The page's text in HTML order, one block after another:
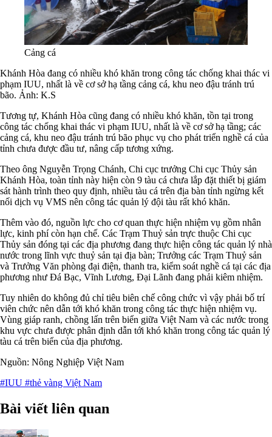
Cảng cá
Khánh Hòa đang có nhiều khó khăn trong công tác chống khai thác vi
phạm IUU, nhất là về cơ sở hạ tầng cảng cá, khu neo đậu tránh trú
bão. Ảnh: K.S
Tương tự, Khánh Hòa cũng đang có nhiều khó khăn, tồn tại trong
công tác chống khai thác vi phạm IUU, nhất là về cơ sở hạ tầng; các
cảng cá, khu neo đậu tránh trú bão phục vụ cho phát triển nghề cá của
tỉnh chưa được đầu tư, nâng cấp tương xứng.
Theo ông Nguyễn Trọng Chánh, Chi cục trưởng Chi cục Thủy sản
Khánh Hòa, toàn tỉnh này hiện còn 9 tàu cá chưa lắp đặt thiết bị giám
sát hành trình theo quy định, nhiều tàu cá trên địa bàn tỉnh ngừng kết
nối dịch vụ VMS nên công tác quản lý đội tàu rất khó khăn.
Thêm vào đó, nguồn lực cho cơ quan thực hiện nhiệm vụ gồm nhân
lực, kinh phí còn hạn chế. Các Trạm Thuỷ sản trực thuộc Chi cục
Thủy sản đóng tại các địa phương đang thực hiện công tác quản lý nhà
nước trong lĩnh vực thuỷ sản tại địa bàn; Trưởng các Trạm Thuỷ sản
và Trưởng Văn phòng đại điện, thanh tra, kiểm soát nghề cá tại các địa
phương như Đá Bạc, Vĩnh Lương, Đại Lãnh đang phải kiêm nhiệm.
Tuy nhiên do không đủ chỉ tiêu biên chế công chức vì vậy phải bố trí
viên chức nên dẫn tới khó khăn trong công tác thực hiện nhiệm vụ.
Vùng giáp ranh, chồng lấn trên biển giữa Việt Nam và các nước trong
khu vực chưa được phân định dẫn tới khó khăn trong công tác quản lý
tàu cá trên biển của địa phương.
Nguồn: Nông Nghiệp Việt Nam
#IUU #thẻ vàng Việt Nam
Bài viết liên quan